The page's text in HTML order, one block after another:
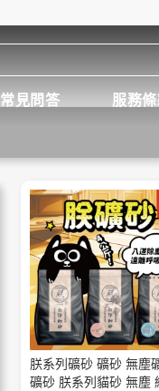
常見問答 服務
朕系列礦砂 礦砂 無塵
礦砂 朕系列貓砂 無塵